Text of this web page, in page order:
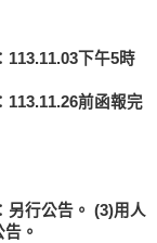
113.11.03下午5時
113.11.26前函報完
另行公告。 (3)用人
。